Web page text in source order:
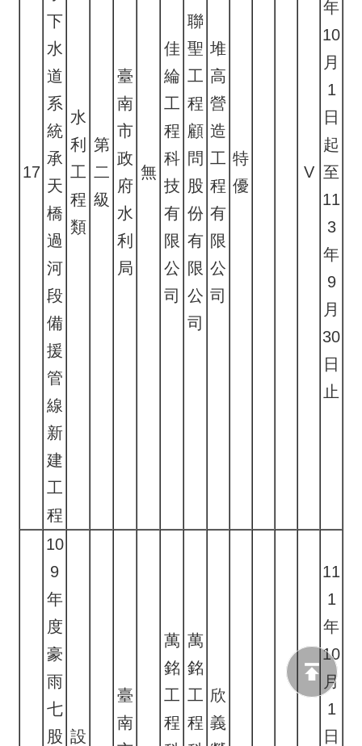
17
下
水
道
系
統
承
天
橋
過
河
段
備
援
管
線
新
建
工
程
水
利
工
程
類
第
二
級
臺
南
市
政
府
水
利
局
無
佳
綸
工
程
科
技
有
限
公
司
聯
聖
工
程
顧
問
股
份
有
限
公
司
堆
高
營
造
工
程
有
限
公
司
特
優
V
年
10
月
1
日
起
至
11
3
年
9
月
30
日
止
10
9
年
度
豪
雨
七
股 設
臺
南
萬
銘
工
程
萬
銘
工
程
欣
義
11
1
年
10
月
1
日